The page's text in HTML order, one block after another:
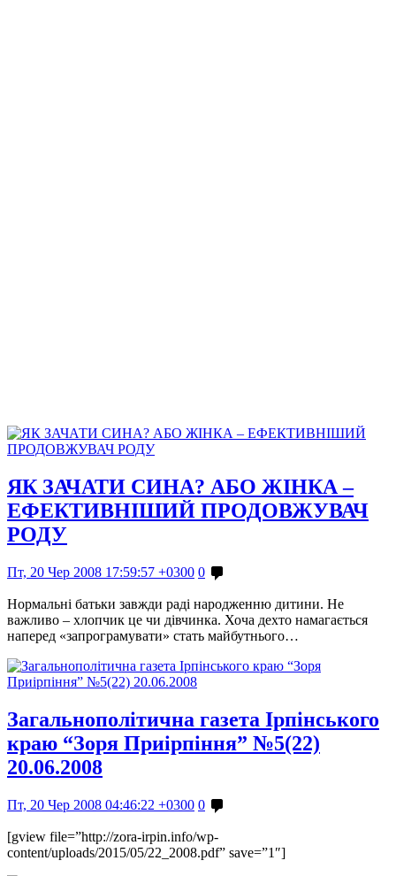
ЯК ЗАЧАТИ СИНА? АБО ЖІНКА –
ЕФЕКТИВНІШИЙ ПРОДОВЖУВАЧ
РОДУ
Пт, 20 Чер 2008 17:59:57 +0300 0
Нормальні батьки завжди раді народженню дитини. Не
важливо – хлопчик це чи дівчинка. Хоча дехто намагається
наперед «запрограмувати» стать майбутнього…
Загальнополітична газета Ірпінського
краю “Зоря Приірпіння” №5(22)
20.06.2008
Пт, 20 Чер 2008 04:46:22 +0300 0
[gview file=”http://zora-irpin.info/wp-
content/uploads/2015/05/22_2008.pdf” save=”1″]